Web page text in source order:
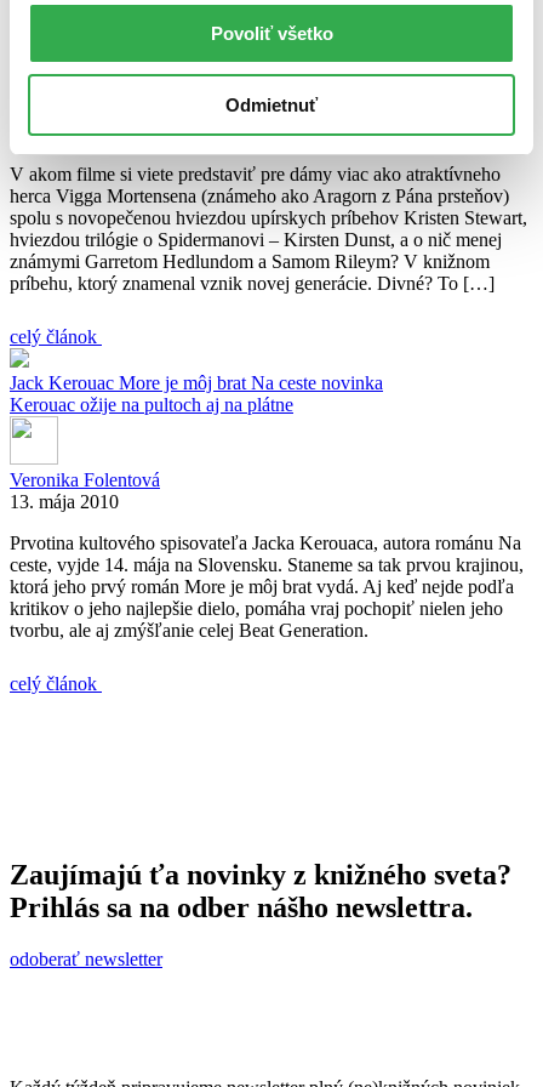
Povoliť všetko
Odmietnuť
24. septembra 2010
V akom filme si viete predstaviť pre dámy viac ako atraktívneho
herca Vigga Mortensena (známeho ako Aragorn z Pána prsteňov)
spolu s novopečenou hviezdou upírskych príbehov Kristen Stewart,
hviezdou trilógie o Spidermanovi – Kirsten Dunst, a o nič menej
známymi Garretom Hedlundom a Samom Rileym? V knižnom
príbehu, ktorý znamenal vznik novej generácie. Divné? To […]
celý článok
Jack Kerouac More je môj brat Na ceste novinka
Kerouac ožije na pultoch aj na plátne
Veronika Folentová
13. mája 2010
Prvotina kultového spisovateľa Jacka Kerouaca, autora románu Na
ceste, vyjde 14. mája na Slovensku. Staneme sa tak prvou krajinou,
ktorá jeho prvý román More je môj brat vydá. Aj keď nejde podľa
kritikov o jeho najlepšie dielo, pomáha vraj pochopiť nielen jeho
tvorbu, ale aj zmýšľanie celej Beat Generation.
celý článok
Zaujímajú ťa novinky z knižného sveta?
Prihlás sa na odber nášho newslettra.
odoberať newsletter